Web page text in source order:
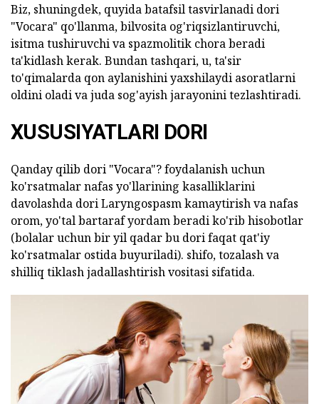
Biz, shuningdek, quyida batafsil tasvirlanadi dori
"Vocara" qo'llanma, bilvosita og'riqsizlantiruvchi,
isitma tushiruvchi va spazmolitik chora beradi
ta'kidlash kerak. Bundan tashqari, u, ta'sir
to'qimalarda qon aylanishini yaxshilaydi asoratlarni
oldini oladi va juda sog'ayish jarayonini tezlashtiradi.
XUSUSIYATLARI DORI
Qanday qilib dori "Vocara"? foydalanish uchun
ko'rsatmalar nafas yo'llarining kasalliklarini
davolashda dori Laryngospasm kamaytirish va nafas
orom, yo'tal bartaraf yordam beradi ko'rib hisobotlar
(bolalar uchun bir yil qadar bu dori faqat qat'iy
ko'rsatmalar ostida buyuriladi). shifo, tozalash va
shilliq tiklash jadallashtirish vositasi sifatida.